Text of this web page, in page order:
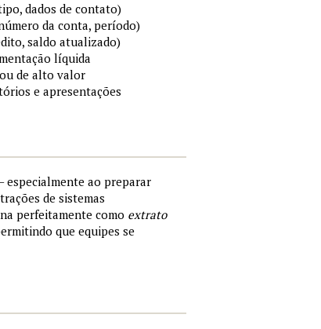
dados de contato)
da conta, período)
saldo atualizado)
líquida
de alto valor
e apresentações
especialmente ao preparar
de sistemas
perfeitamente como extrato
que equipes se